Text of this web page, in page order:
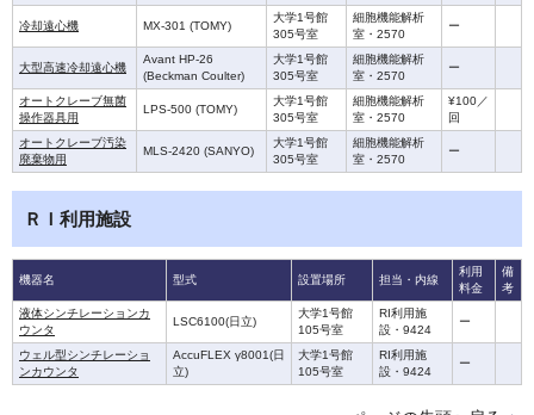
冷却遠心機 MX-301 (TOMY)
大学1号館
305号室
細胞機能解析
室・2570
ー
大型高速冷却遠心機
Avant HP-26
(Beckman Coulter)
大学1号館
305号室
細胞機能解析
室・2570
ー
オートクレーブ無菌
操作器具用
LPS-500 (TOMY)
大学1号館
305号室
細胞機能解析
室・2570
¥100／
回
オートクレーブ汚染
廃棄物用
MLS-2420 (SANYO)
大学1号館
305号室
細胞機能解析
室・2570
ー
ＲＩ利用施設
機器名 型式 設置場所 担当・内線
利用
料金
備
考
液体シンチレーションカ
ウンタ
LSC6100(日立)
大学1号館
105号室
RI利用施
設・9424
ー
ウェル型シンチレーショ
ンカウンタ
AccuFLEX γ8001(日
立)
大学1号館
105号室
RI利用施
設・9424
ー